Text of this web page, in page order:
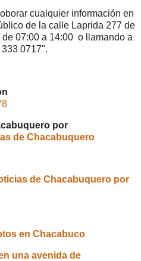
cualquier información en
de la calle Laprida 277 de
de 07:00 a 14:00 o llamando a
0717".
por
de Chacabuquero
de Chacabuquero por
en Chacabuco
una avenida de